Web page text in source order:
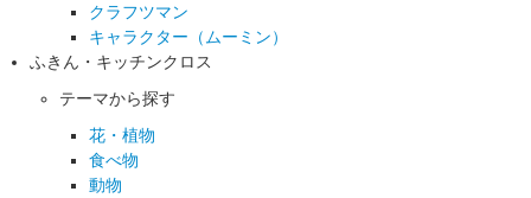
クラフツマン
キャラクター（ムーミン）
ふきん・キッチンクロス
テーマから探す
花・植物
食べ物
動物